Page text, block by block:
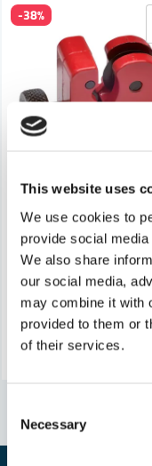
This website uses
We use cookies to
provide social
We also share
our social media,
may combine it with
provided to them or
of their services.
Selection
Necessary
ETC
ETC Röravskärare 3-
78 kr
48 kr
Finns i Webblager
Köp
-38%